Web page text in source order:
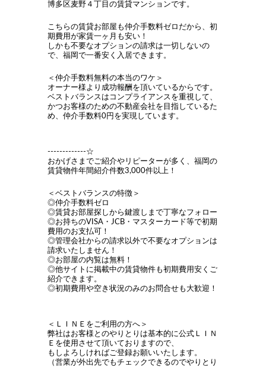
博多区麦野４丁目の賃貸マンションです。
こちらの賃貸お部屋も仲介手数料ゼロだから、初
期費用が家賃一ヶ月も安い！
しかも不要なオプションの請求は一切しないの
で、福岡で一番安く入居できます。
＜仲介手数料無料の本当のワケ＞
オーナー様より成功報酬を頂いているからです。
ベストバランスはコンプライアンスを重視して、
かつお客様のための不動産会社を目指しているた
め、仲介手数料0円を実現しています。
-------------☆
おかげさまでご紹介やリピーターが多く、福岡の
賃貸物件年間紹介件数3,000件以上！
＜ベストバランスの特徴＞
◎仲介手数料ゼロ
◎賃貸お部屋探しから鍵渡しまで丁寧なフォロー
◎お持ちのVISA・JCB・マスターカード等で初期
費用のお支払可！
◎管理会社からの請求以外で不要なオプションは
請求いたしません！
◎お部屋の内覧は無料！
◎他サイトに掲載中の賃貸物件も初期費用安くご
紹介できます。
◎初期費用や空き状況のみのお問合せも大歓迎！
＜ＬＩＮＥをご利用の方へ＞
弊社はお客様とのやりとりは基本的に公式ＬＩＮ
Ｅを使用させて頂いておりますので、
もしよろしければご登録お願いいたします。
（営業が外出先でもチェックできるのでやりとり